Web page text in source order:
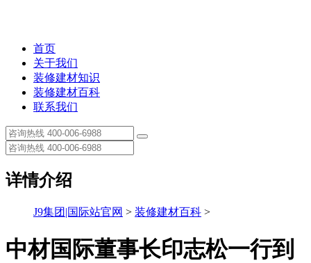
首页
关于我们
装修建材知识
装修建材百科
联系我们
详情介绍
J9集团|国际站官网 > 装修建材百科 >
中材国际董事长印志松一行到